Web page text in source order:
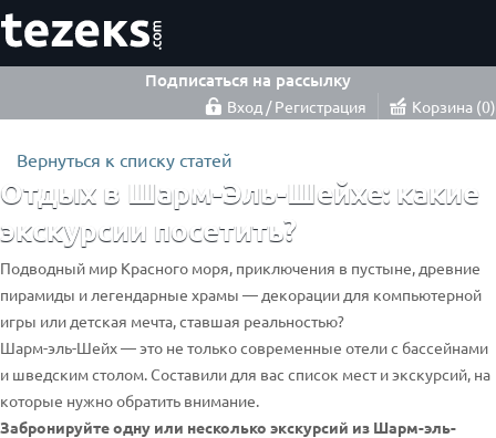
Подписаться на рассылку
Вход / Регистрация Корзина 0
Вернуться к списку статей
Отдых в Шарм-Эль-Шейхе: какие
экскурсии посетить?
Подводный мир Красного моря, приключения в пустыне, древние
пирамиды и легендарные храмы — декорации для компьютерной
игры или детская мечта, ставшая реальностью?
Шарм-эль-Шейх — это не только современные отели с бассейнами
и шведским столом. Составили для вас список мест и экскурсий, на
которые нужно обратить внимание.
Забронируйте одну или несколько экскурсий из Шарм-эль-